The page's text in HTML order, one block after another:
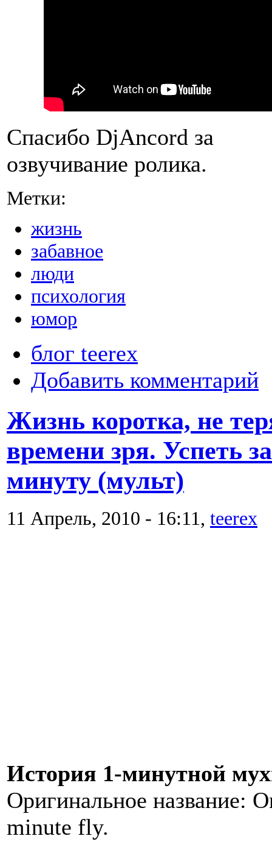
Спасибо DjAncord за
озвучивание ролика.
Метки:
жизнь
забавное
люди
психология
юмор
блог teerex
Добавить комментарий
Жизнь коротка, не
времени зря. Успеть за
минуту (мульт)
11 Апрель, 2010 - 16:11, teerex
История 1-минутной
Оригинальное название:
minute fly.